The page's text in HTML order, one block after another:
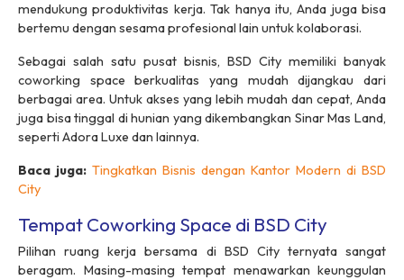
mendukung produktivitas kerja. Tak hanya itu, Anda juga bisa
bertemu dengan sesama profesional lain untuk kolaborasi.
Sebagai salah satu pusat bisnis, BSD City memiliki banyak
coworking spaceberkualitas yang mudah dijangkau dari
berbagai area. Untuk akses yang lebih mudah dan cepat, Anda
juga bisa tinggal di hunian yang dikembangkan Sinar Mas Land,
seperti Adora Luxe dan lainnya.
Baca juga: Tingkatkan Bisnis dengan Kantor Modern di BSD
City
Tempat Coworking Space di BSD City
Pilihan ruang kerja bersama di BSD City ternyata sangat
beragam. Masing-masing tempat menawarkan keunggulan